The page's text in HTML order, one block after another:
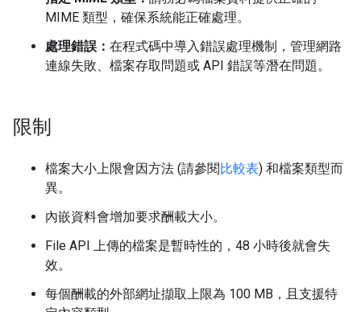
MIME 類型，確保系統能正確處理。
處理錯誤： 在程式碼中導入錯誤處理機制，管理網路
連線失敗、檔案存取問題或 API 錯誤等潛在問題。
限制
檔案大小上限會因方法 (請參閱比較表) 和檔案類型而
異。
內嵌資料會增加要求酬載大小。
File API 上傳的檔案是暫時性的，48 小時後就會失
效。
每個酬載的外部網址擷取上限為 100 MB，且支援特